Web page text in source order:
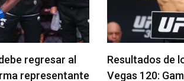
Resultados de los pesajes del UFC
Vegas 120: Gamrot hace peso